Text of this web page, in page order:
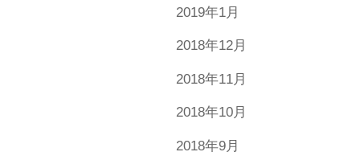
2019年1月
2018年12月
2018年11月
2018年10月
2018年9月